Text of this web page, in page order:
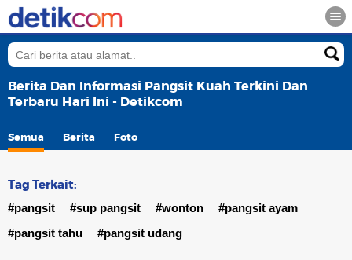
Berita Dan Informasi Pangsit Kuah Terkini Dan
Terbaru Hari Ini - Detikcom
Semua Berita Foto
Tag Terkait:
#pangsit #sup pangsit #wonton
#pangsit ayam
#pangsit tahu
#pangsit udang